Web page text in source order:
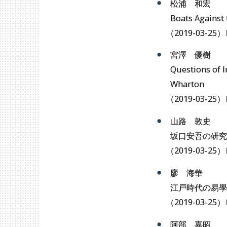
松浦 和宏
Boats Against
（2019-03-25）
宮澤 優樹
Questions of
Wharton
（2019-03-25）
山路 敦史
坂口安吾の研究
（2019-03-25）
廖 海華
江戸時代の易
（2019-03-25）
阿部 嘉昭